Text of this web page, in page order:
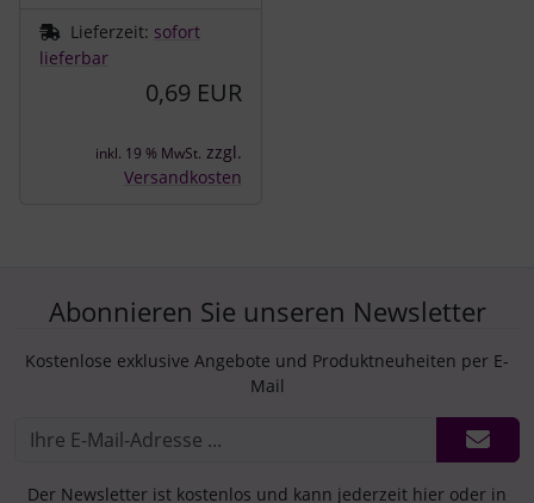
Lieferzeit: sofort
lieferbar
0,69 EUR
inkl. 19 % MwSt. zzgl.
Versandkosten
Abonnieren Sie unseren Newsletter
Kostenlose exklusive Angebote und Produktneuheiten per E-
Mail
Der Newsletter ist kostenlos und kann jederzeit hier oder in